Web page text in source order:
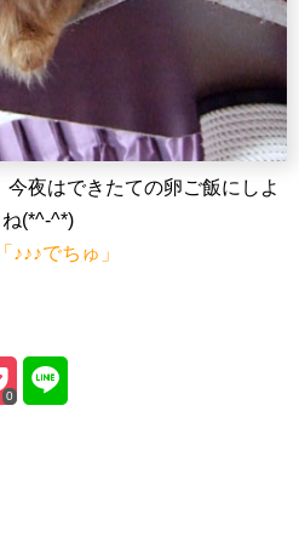
夜はできたての卵ご飯にしよ
ね(*^-^*)
「♪♪♪でちゅ」
0